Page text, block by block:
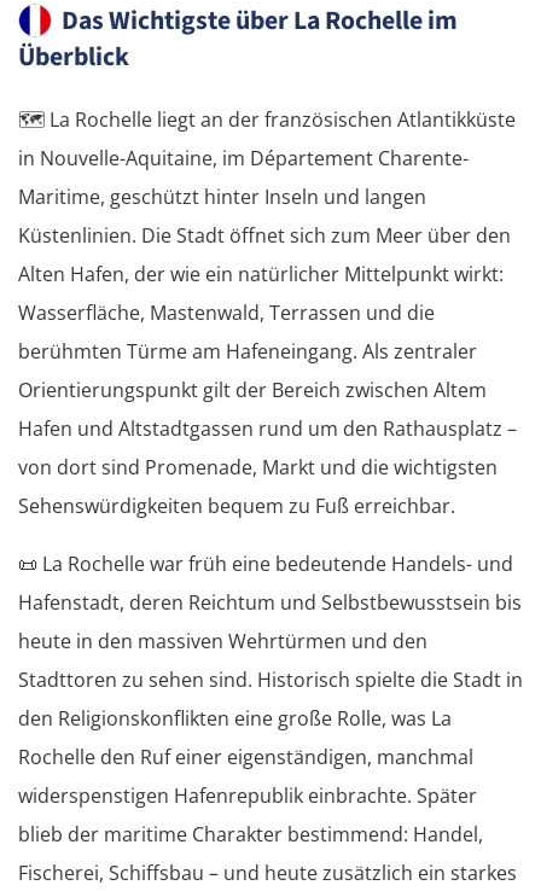
Das Wichtigste über La Rochelle im
Überblick
🗺️ La Rochelle liegt an der französischen Atlantikküste
in Nouvelle-Aquitaine, im Département Charente-
Maritime, geschützt hinter Inseln und langen
Küstenlinien. Die Stadt öffnet sich zum Meer über den
Alten Hafen, der wie ein natürlicher Mittelpunkt wirkt:
Wasserfläche, Mastenwald, Terrassen und die
berühmten Türme am Hafeneingang. Als zentraler
Orientierungspunkt gilt der Bereich zwischen Altem
Hafen und Altstadtgassen rund um den Rathausplatz –
von dort sind Promenade, Markt und die wichtigsten
Sehenswürdigkeiten bequem zu Fuß erreichbar.
📜 La Rochelle war früh eine bedeutende Handels- und
Hafenstadt, deren Reichtum und Selbstbewusstsein bis
heute in den massiven Wehrtürmen und den
Stadttoren zu sehen sind. Historisch spielte die Stadt in
den Religionskonflikten eine große Rolle, was La
Rochelle den Ruf einer eigenständigen, manchmal
widerspenstigen Hafenrepublik einbrachte. Später
blieb der maritime Charakter bestimmend: Handel,
Fischerei, Schiffsbau – und heute zusätzlich ein starkes